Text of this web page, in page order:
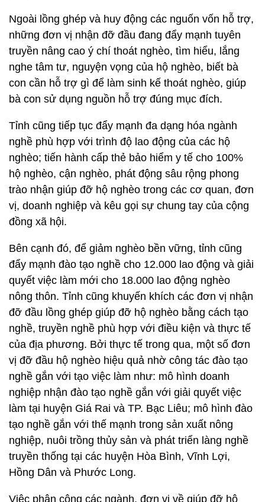
Ngoài lồng ghép và huy động các nguốn vốn hỗ trợ,
những đơn vị nhận đỡ đầu đang đẩy mạnh tuyên
truyền nâng cao ý chí thoát nghèo, tìm hiểu, lắng
nghe tâm tư, nguyện vọng của hộ nghèo, biết bà
con cần hỗ trợ gì để làm sinh kế thoát nghèo, giúp
bà con sử dụng nguồn hỗ trợ đúng mục đích.
Tỉnh cũng tiếp tục đẩy mạnh đa dạng hóa ngành
nghề phù hợp với trình độ lao động của các hộ
nghèo; tiến hành cấp thẻ bảo hiểm y tế cho 100%
hộ nghèo, cận nghèo, phát động sâu rộng phong
trào nhận giúp đỡ hộ nghèo trong các cơ quan, đơn
vị, doanh nghiệp và kêu gọi sự chung tay của cộng
đồng xã hội.
Bên cạnh đó, để giảm nghèo bền vững, tỉnh cũng
đẩy mạnh đào tạo nghề cho 12.000 lao động và giải
quyết việc làm mới cho 18.000 lao động nghèo
nông thôn. Tỉnh cũng khuyến khích các đơn vị nhận
đỡ đầu lồng ghép giúp đỡ hộ nghèo bằng cách tạo
nghề, truyền nghề phù hợp với điều kiện và thực tế
của địa phương. Bởi thực tế trong qua, một số đơn
vị đỡ đầu hộ nghèo hiệu quả nhờ công tác đào tạo
nghề gắn với tạo việc làm như: mô hình doanh
nghiệp nhận đào tạo nghề gắn với giải quyết việc
làm tại huyện Giá Rai và TP. Bạc Liêu; mô hình đào
tạo nghề gắn với thế mạnh trong sản xuất nông
nghiệp, nuôi trồng thủy sản và phát triển làng nghề
truyền thống tại các huyện Hòa Bình, Vĩnh Lợi,
Hồng Dân và Phước Long.
Việc phân công các ngành, đơn vị về giúp đỡ hộ